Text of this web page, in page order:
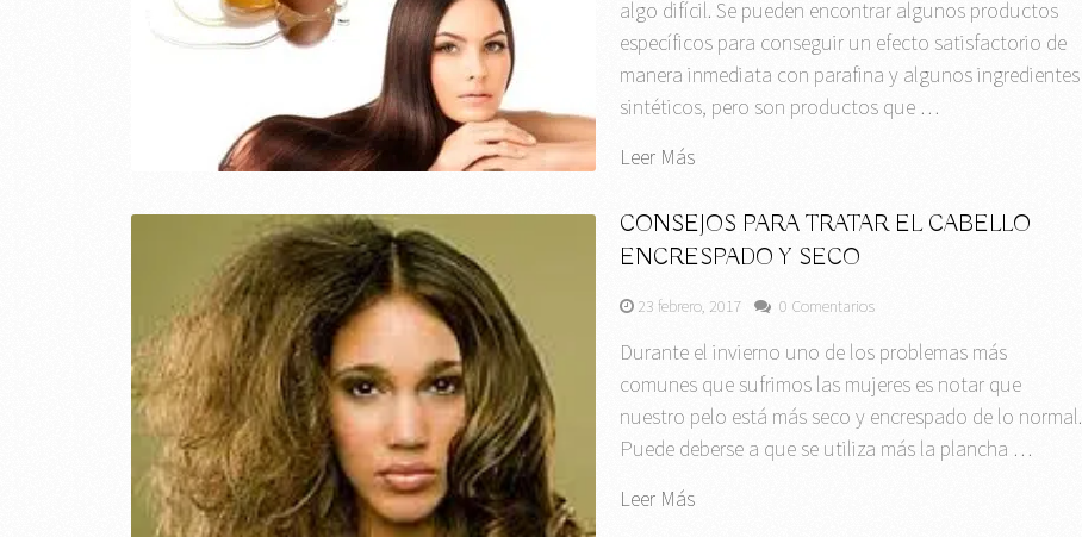
algo difícil. Se pueden encontrar algunos productos
específicos para conseguir un efecto satisfactorio de
manera inmediata con parafina y algunos ingredientes
sintéticos, pero son productos que …
Leer Más
CONSEJOS PARA TRATAR EL CABELLO
ENCRESPADO Y SECO
23 febrero, 2017 0 Comentarios
Durante el invierno uno de los problemas más
comunes que sufrimos las mujeres es notar que
nuestro pelo está más seco y encrespado de lo normal.
Puede deberse a que se utiliza más la plancha …
Leer Más